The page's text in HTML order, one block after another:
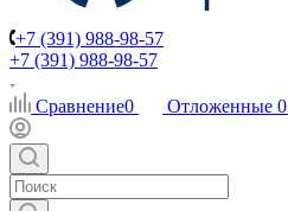
+7 (391) 988-98-57
+7 (391) 988-98-57
Сравнение0 Отложенные 0